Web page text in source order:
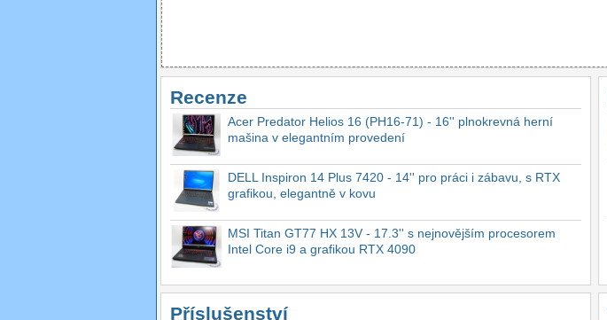
Recenze
Acer Predator Helios 16 (PH16-71) - 16'' plnokrevná herní
mašina v elegantním provedení
DELL Inspiron 14 Plus 7420 - 14'' pro práci i zábavu, s RTX
grafikou, elegantně v kovu
MSI Titan GT77 HX 13V - 17.3'' s nejnovějším procesorem
Intel Core i9 a grafikou RTX 4090
Příslušenství